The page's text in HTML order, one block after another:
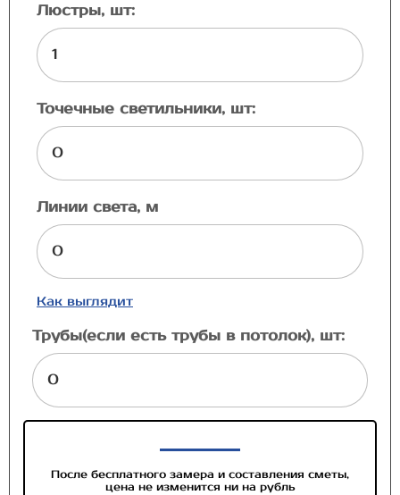
Люстры, шт:
Точечные светильники, шт:
Линии света, м
Как выглядит
Трубы(если есть трубы в потолок), шт:
После бесплатного замера и составления сметы,
цена не изменится ни на рубль